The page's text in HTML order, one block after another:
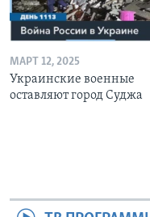
МАРТ 12, 2025
Украинские военные
оставляют город Суджа